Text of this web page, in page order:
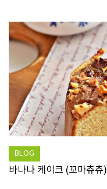
BLOG
바나나 케이크 (꼬마츄츄)